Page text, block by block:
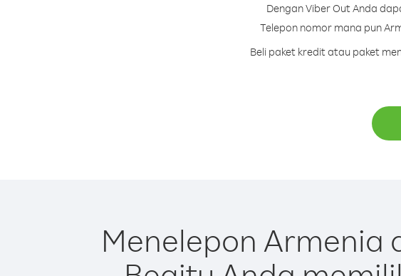
Dengan Viber Out Anda
Telepon nomor mana pun
Beli paket kredit atau paket
Menelepon Armenia